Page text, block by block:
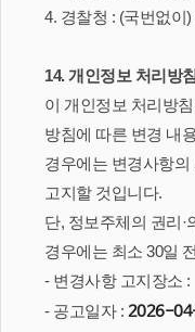
4. 경찰청 : (국번없이
14. 개인정보 처리방
이 개인정보 처리방
방침에 따른 변경 내
경우에는 변경사항
고지할 것입니다.
단, 정보주체의 권리
경우에는 최소 30일
- 변경사항 고지장소 :
- 공고일자 : 2026-